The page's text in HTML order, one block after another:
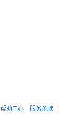
帮助中心 服务条款